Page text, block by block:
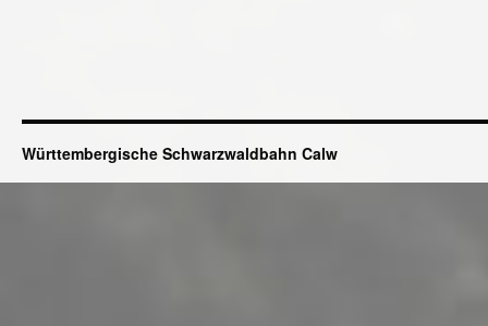
Württembergische Schwarzwaldbahn Calw